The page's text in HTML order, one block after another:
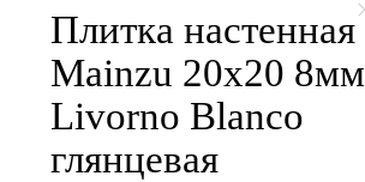
Плитка настенная
Mainzu 20x20 8мм
Livorno Blanco
глянцевая